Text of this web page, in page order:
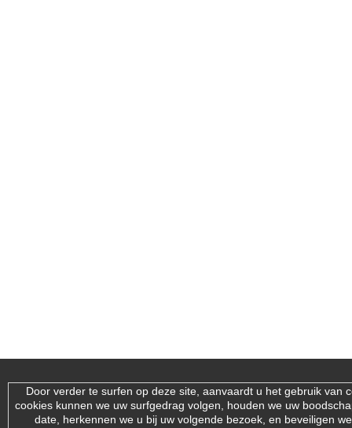
Door verder te surfen op deze site, aanvaardt u het gebruik van
cookies kunnen we uw surfgedrag volgen, houden we uw
date, herkennen we u bij uw volgende bezoek, en beveiligen